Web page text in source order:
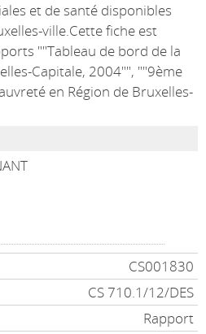
et de santé disponibles
ville.Cette fiche est
""Tableau de bord de la
Capitale, 2004"", ""9ème
en Région de Bruxelles-
CS001830
CS 710.1/12/DES
Rapport